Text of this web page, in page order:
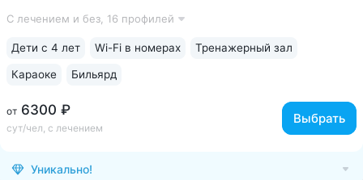
«Люкс», где жил В. В. Маяковский • Номера с балконами
С лечением и без, 16 профилей
от 6300 ₽
сут/чел, с лечением
Выбрать
Дети с 4 лет Wi-Fi в номерах Тренажерный зал
Караоке Бильярд
Уникально!